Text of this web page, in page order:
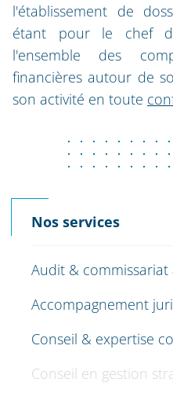
l'établissement de
étant pour le chef
l'ensemble des
financières autour de
son activité en toute
Nos services
Audit &
Accompagnement
Conseil & expertise
Conseil en gestion